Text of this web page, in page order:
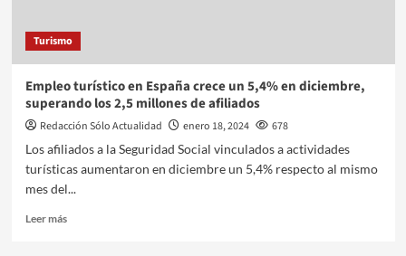
Turismo
Empleo turístico en España crece un 5,4% en diciembre,
superando los 2,5 millones de afiliados
Redacción Sólo Actualidad enero 18, 2024
678
Los afiliados a la Seguridad Social vinculados a actividades
turísticas aumentaron en diciembre un 5,4% respecto al mismo
mes del...
Leer más